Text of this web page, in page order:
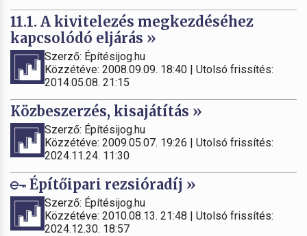
11.1. A kivitelezés megkezdéséhez
kapcsolódó eljárás »
Szerző: Építésijog.hu
Közzétéve: 2008.09.09. 18:40 | Utolsó frissítés:
2014.05.08. 21:15
Közbeszerzés, kisajátítás »
Szerző: Építésijog.hu
Közzétéve: 2009.05.07. 19:26 | Utolsó frissítés:
2024.11.24. 11:30
Építőipari rezsióradíj »
Szerző: Építésijog.hu
Közzétéve: 2010.08.13. 21:48 | Utolsó frissítés:
2024.12.30. 18:57